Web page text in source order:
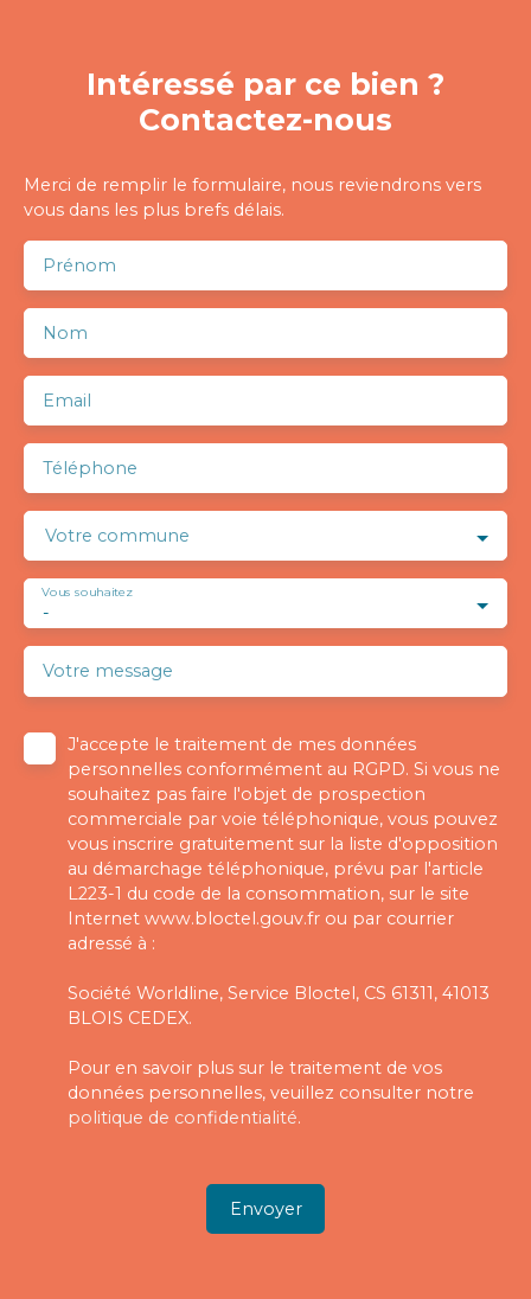
Intéressé par ce bien ?
Contactez-nous
Merci de remplir le formulaire, nous reviendrons vers
vous dans les plus brefs délais.
Prénom
Nom
Email
Téléphone
Votre commune
-
Vous souhaitez
Votre message
J'accepte le traitement de mes données
personnelles conformément au RGPD. Si vous ne
souhaitez pas faire l'objet de prospection
commerciale par voie téléphonique, vous pouvez
vous inscrire gratuitement sur la liste d'opposition
au démarchage téléphonique, prévu par l'article
L223-1 du code de la consommation, sur le site
Internet www.bloctel.gouv.fr ou par courrier
adressé à :
Société Worldline, Service Bloctel, CS 61311, 41013
BLOIS CEDEX.
Pour en savoir plus sur le traitement de vos
données personnelles, veuillez consulter notre
politique de confidentialité.
Envoyer